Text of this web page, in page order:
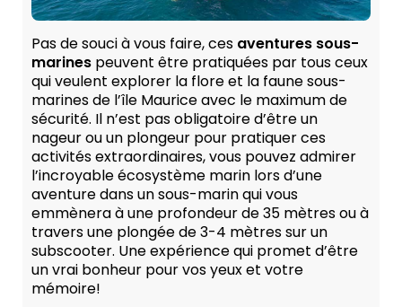
Pas de souci à vous faire, ces aventures sous-
marines peuvent être pratiquées par tous ceux
qui veulent explorer la flore et la faune sous-
marines de l’île Maurice avec le maximum de
sécurité. Il n’est pas obligatoire d’être un
nageur ou un plongeur pour pratiquer ces
activités extraordinaires, vous pouvez admirer
l’incroyable écosystème marin lors d’une
aventure dans un sous-marin qui vous
emmènera à une profondeur de 35 mètres ou à
travers une plongée de 3-4 mètres sur un
subscooter. Une expérience qui promet d’être
un vrai bonheur pour vos yeux et votre
mémoire!